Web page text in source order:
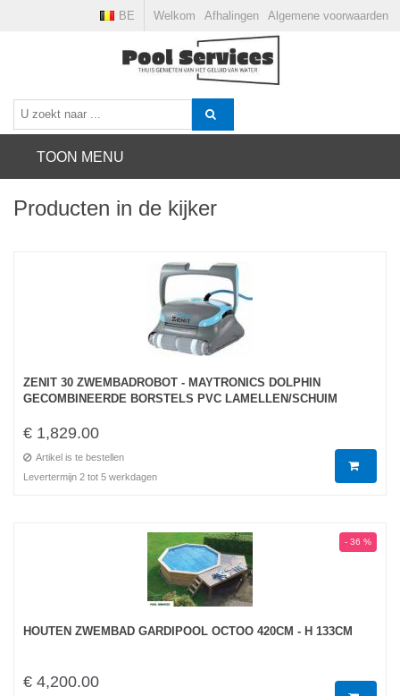
Welkom Afhalingen Algemene voorwaarden
BE
TOON MENU
Producten in de kijker
ZENIT 30 ZWEMBADROBOT - MAYTRONICS DOLPHIN
GECOMBINEERDE BORSTELS PVC LAMELLEN/SCHUIM
€ 1,829.00
Artikel is te bestellen
Levertermijn 2 tot 5 werkdagen
- 36 %
HOUTEN ZWEMBAD GARDIPOOL OCTOO 420CM - H 133CM
€ 4,200.00